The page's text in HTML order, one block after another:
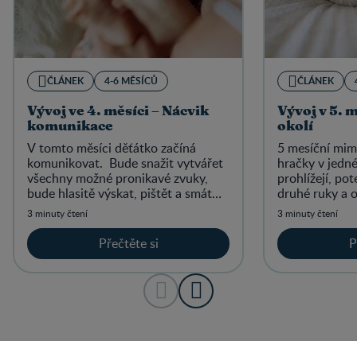
ČLÁNEK 4-6 MĚSÍCŮ
Vývoj ve 4. měsíci – Nácvik
komunikace
V tomto měsíci děťátko začíná
komunikovat. Bude snažit vytvářet
všechny možné pronikavé zvuky,
bude hlasitě výskat, pištět a smát
se, a přitom bude dělat různé
grimasy.
3 minuty čtení
Přečtěte si
ČLÁNEK
Vývoj v 5.
okolí
5 mesíční
hračky v
prohlížejí,
druhé ruky a
3 minuty čtení